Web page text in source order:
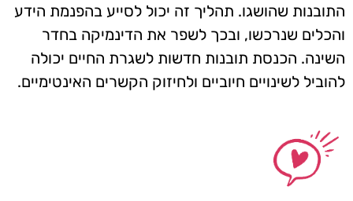
התובנות שהושגו. תהליך זה יכול לסייע בהפנמת הידע
והכלים שנרכשו, ובכך לשפר את הדינמיקה בחדר
השינה. הכנסת תובנות חדשות לשגרת החיים יכולה
להוביל לשינויים חיוביים ולחיזוק הקשרים האינטימיים.